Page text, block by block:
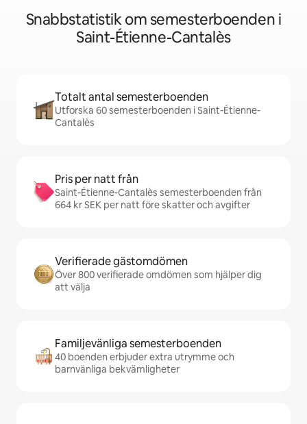
Snabbstatistik om semesterboenden i
Saint-Étienne-Cantalès
Totalt antal semesterboenden
Utforska 60 semesterboenden i Saint-Étienne-
Cantalès
Pris per natt från
Saint-Étienne-Cantalès semesterboenden från
664 kr SEK per natt före skatter och avgifter
Verifierade gästomdömen
Över 800 verifierade omdömen som hjälper dig
att välja
Familjevänliga semesterboenden
40 boenden erbjuder extra utrymme och
barnvänliga bekvämligheter